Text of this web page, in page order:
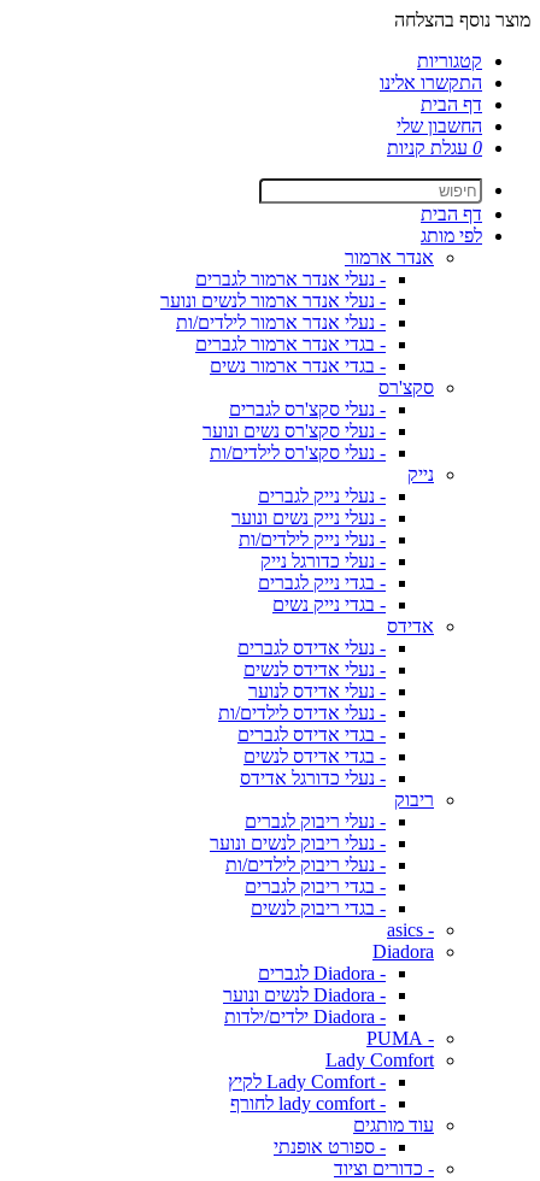
מוצר נוסף בהצלחה
קטגוריות
התקשרו אלינו
דף הבית
החשבון שלי
0 עגלת קניות
דף הבית
לפי מותג
אנדר ארמור
- נעלי אנדר ארמור לגברים
- נעלי אנדר ארמור לנשים ונוער
- נעלי אנדר ארמור לילדים/ות
- בגדי אנדר ארמור לגברים
- בגדי אנדר ארמור נשים
סקצ'רס
- נעלי סקצ'רס לגברים
- נעלי סקצ'רס נשים ונוער
- נעלי סקצ'רס לילדים/ות
נייק
- נעלי נייק לגברים
- נעלי נייק נשים ונוער
- נעלי נייק לילדים/ות
- נעלי כדורגל נייק
- בגדי נייק לגברים
- בגדי נייק נשים
אדידס
- נעלי אדידס לגברים
- נעלי אדידס לנשים
- נעלי אדידס לנוער
- נעלי אדידס לילדים/ות
- בגדי אדידס לגברים
- בגדי אדידס לנשים
- נעלי כדורגל אדידס
ריבוק
- נעלי ריבוק לגברים
- נעלי ריבוק לנשים ונוער
- נעלי ריבוק לילדים/ות
- בגדי ריבוק לגברים
- בגדי ריבוק לנשים
- asics
Diadora
- Diadora לגברים
- Diadora לנשים ונוער
- Diadora ילדים/ילדות
- PUMA
Lady Comfort
- Lady Comfort לקיץ
- lady comfort לחורף
עוד מותגים
- ספורט אופנתי
- כדורים וציוד